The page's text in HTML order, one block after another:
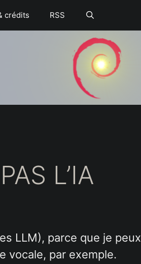
crédits RSS
L’IA
LLM), parce que je peux
vocale, par exemple.